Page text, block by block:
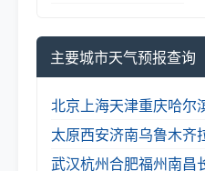
主要城市天气预报查询
北京上海天津重庆哈尔
太原西安济南乌鲁木齐
武汉杭州合肥福州南昌